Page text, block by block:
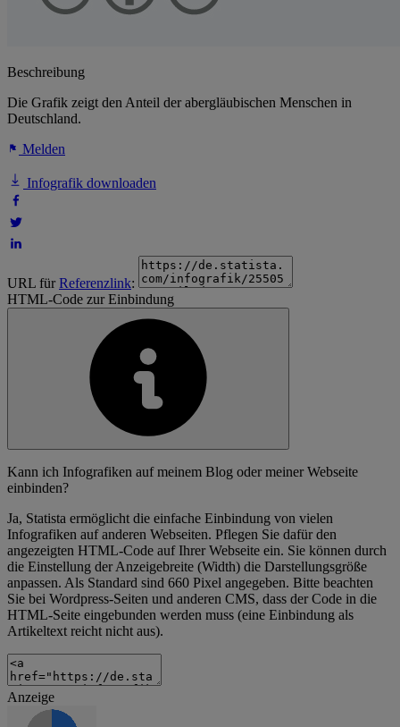
Beschreibung
Die Grafik zeigt den Anteil der abergläubischen Menschen in
Deutschland.
Melden
Infografik downloaden
URL fürReferenzlink:
HTML-Code zur Einbindung
Kann ich Infografiken auf meinem Blog oder meiner Webseite
einbinden?
Ja, Statista ermöglicht die einfache Einbindung von vielen
Infografiken auf anderen Webseiten. Pflegen Sie dafür den
angezeigten HTML-Code auf Ihrer Webseite ein. Sie können durch
die Einstellung der Anzeigebreite (Width) die Darstellungsgröße
anpassen. Als Standard sind 660 Pixel angegeben. Bitte beachten
Sie bei Wordpress-Seiten und anderen CMS, dass der Code in die
HTML-Seite eingebunden werden muss (eine Einbindung als
Artikeltext reicht nicht aus).
Anzeige